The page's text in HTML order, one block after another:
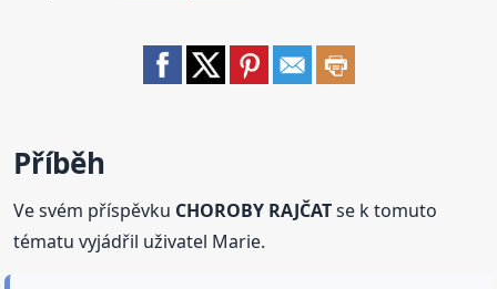
Příběh
Ve svém příspěvku CHOROBY RAJČATse k tomuto
tématu vyjádřil uživatel Marie.